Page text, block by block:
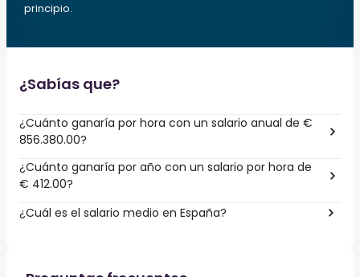
principio.
¿Sabías que?
¿Cuánto ganaría por hora con un salario anual de €
856.380.00?
¿Cuánto ganaría por año con un salario por hora de
€ 412.00?
¿Cuál es el salario medio en España?